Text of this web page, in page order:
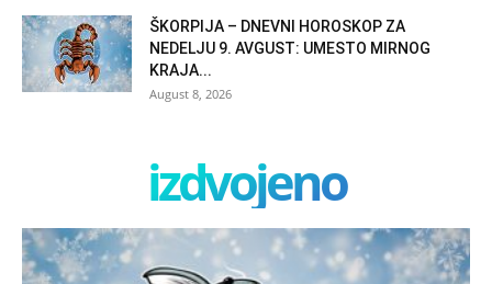
ŠKORPIJA – DNEVNI HOROSKOP ZA
NEDELJU 9. AVGUST: UMESTO MIRNOG
KRAJA...
August 8, 2026
izdvojeno